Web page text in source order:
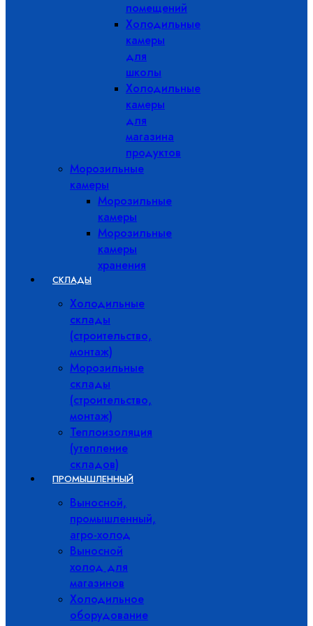
помещений
Холодильные
камеры
для
школы
Холодильные
камеры
для
магазина
продуктов
Морозильные
камеры
Морозильные
камеры
Морозильные
камеры
хранения
СКЛАДЫ
Холодильные
склады
(строительство,
монтаж)
Морозильные
склады
(строительство,
монтаж)
Теплоизоляция
(утепление
складов)
ПРОМЫШЛЕННЫЙ
Выносной,
промышленный,
агро-холод
Выносной
холод для
магазинов
Холодильное
оборудование